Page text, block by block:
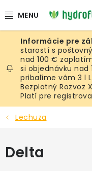
na
RASTLINY
UMELÉ RASTLINY
KVETINÁČE
SUBSTRÁTY A
SERVIS INTERIÉROVEJ
starostí s
nad 100 €
si objednávku nad
pribalíme vám 3 l
Bezplatný Rozvoz
Platí pre
Lechuza
Delta